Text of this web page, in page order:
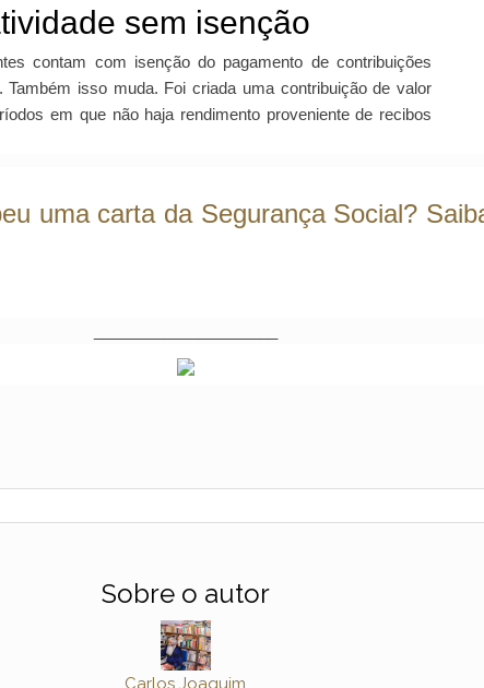
sem isenção
contam com isenção do pagamento de contribuições
Também isso muda. Foi criada uma contribuição de valor
em que não haja rendimento proveniente de recibos
uma carta da Segurança Social?
Sobre o autor
Carlos Joaquim